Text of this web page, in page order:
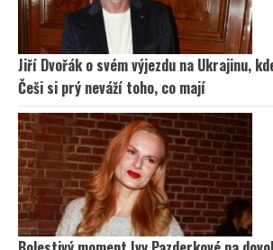
Jiří Dvořák o svém výjezdu na Ukrajinu,
Češi si prý neváží toho, co mají